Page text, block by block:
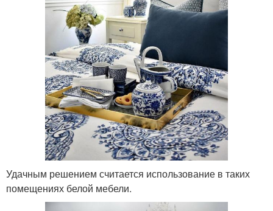
Удачным решением считается использование в таких
помещениях белой мебели.